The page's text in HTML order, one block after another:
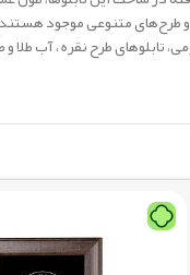
و طرح‌های متنوعی موجود
تابلوهای طرح نقره ، آب